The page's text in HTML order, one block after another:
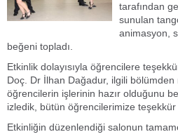
tarafından
sunulan
animasyon,
beğeni topladı.
Etkinlik dolayısıyla öğrencilere
Doç. Dr İlhan Dağadur, ilgili
öğrencilerin işlerinin hazır olduğunu
izledik, bütün öğrencilerimize teşekkür
Etkinliğin düzenlendiği salonun